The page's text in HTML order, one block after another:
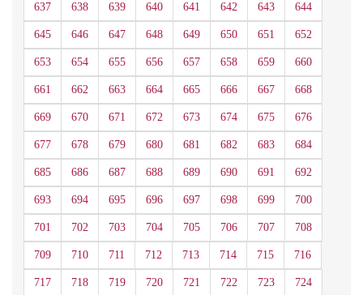
637 638 639 640 641 642 643 644
645 646 647 648 649 650 651 652
653 654 655 656 657 658 659 660
661 662 663 664 665 666 667 668
669 670 671 672 673 674 675 676
677 678 679 680 681 682 683 684
685 686 687 688 689 690 691 692
693 694 695 696 697 698 699 700
701 702 703 704 705 706 707 708
709 710 711 712 713 714 715 716
717 718 719 720 721 722 723 724